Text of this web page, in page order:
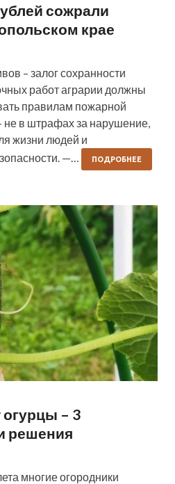
сожрали
крае
– залог сохранности
работ аграрии должны
правилам пожарной
не в штрафах за нарушение,
жизни людей и
—…
ПОДРОБНЕЕ
– 3
решения
многие огородники